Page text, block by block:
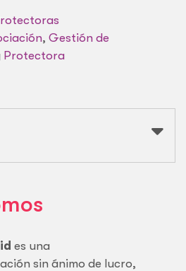
, Gestión de
Protectora
es una
sin ánimo de lucro,